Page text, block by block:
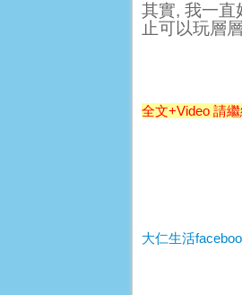
其實, 我一直
止可以玩層
全文+Video 請
大仁生活